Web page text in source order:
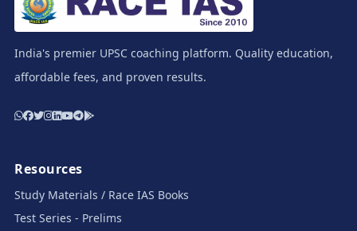
India's premier UPSC coaching platform. Quality education,
affordable fees, and proven results.
Resources
Study Materials / Race IAS Books
Test Series - Prelims